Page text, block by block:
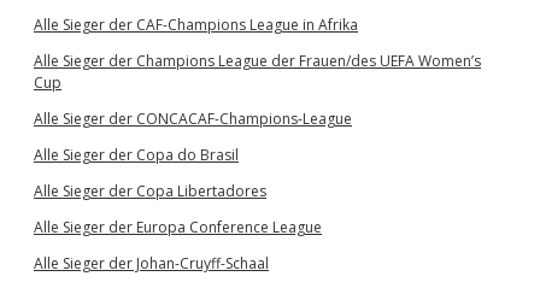
Alle Sieger der CAF-Champions League in Afrika
Alle Sieger der Champions League der Frauen/des UEFA Women’s
Cup
Alle Sieger der CONCACAF-Champions-League
Alle Sieger der Copa do Brasil
Alle Sieger der Copa Libertadores
Alle Sieger der Europa Conference League
Alle Sieger der Johan-Cruyff-Schaal